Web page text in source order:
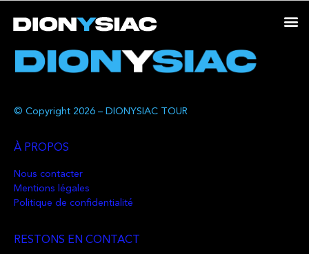
© Copyright 2026 – DIONYSIAC TOUR
À PROPOS
Nous contacter
Mentions légales
Politique de confidentialité
RESTONS EN CONTACT